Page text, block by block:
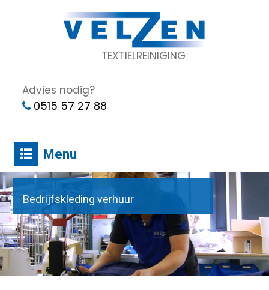
TEXTIELREINIGING
Advies nodig?
0515 57 27 88
Menu
Bedrijfskleding verhuur